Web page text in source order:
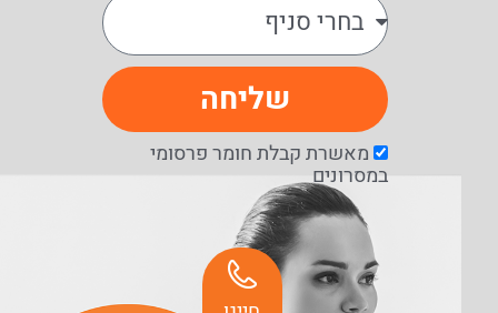
מאשרת קבלת חומר פרסומי
במסרונים
שליחה